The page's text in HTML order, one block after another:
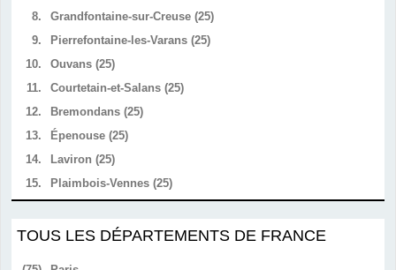
8.
Grandfontaine-sur-Creuse (25)
9.
Pierrefontaine-les-Varans (25)
10.
Ouvans (25)
11.
Courtetain-et-Salans (25)
12.
Bremondans (25)
13.
Épenouse (25)
14.
Laviron (25)
15.
Plaimbois-Vennes (25)
TOUS LES DÉPARTEMENTS DE FRANCE